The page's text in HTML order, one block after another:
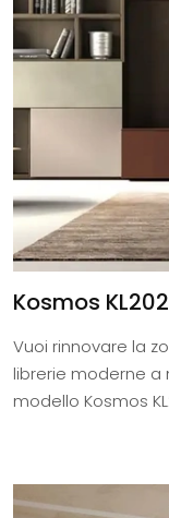
Kosmos KL202
Vuoi rinnovare la
librerie moderne a
modello Kosmos